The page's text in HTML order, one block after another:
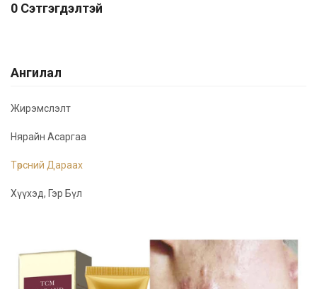
Ангилал
Жирэмслэлт
Нярайн Асаргаа
Төрсний Дараах
Хүүхэд, Гэр Бүл
0 Сэтгэгдэлтэй